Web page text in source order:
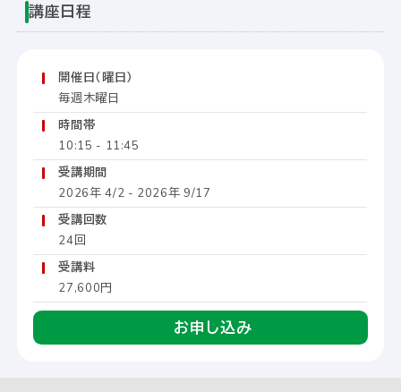
講座日程
開催日（曜日）
毎週木曜日
時間帯
10:15 - 11:45
受講期間
2026年 4/2 - 2026年 9/17
受講回数
24回
受講料
27,600円
お申し込み